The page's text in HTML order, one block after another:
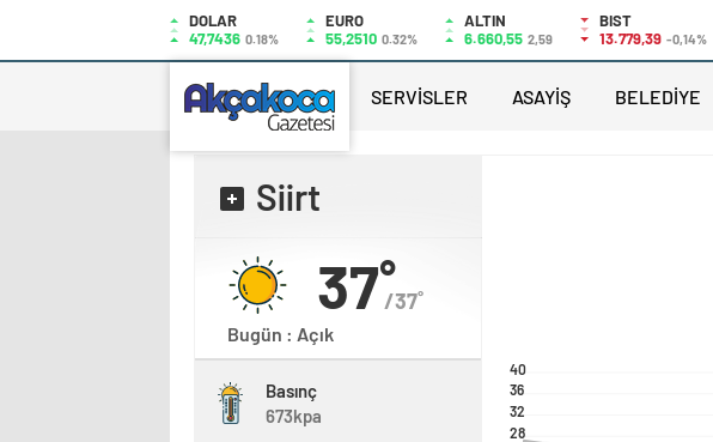
DOLAR
47,7436 0.18%
EURO
55,2510 0.32%
ALTIN
6.660,55 2,59
BIST
13.779,39 -0,14%
SERVİSLER ASAYİŞ BELEDİYE
Siirt
37˚
/37˚
Bugün : Açık
Basınç
673kpa
40
36
32
28